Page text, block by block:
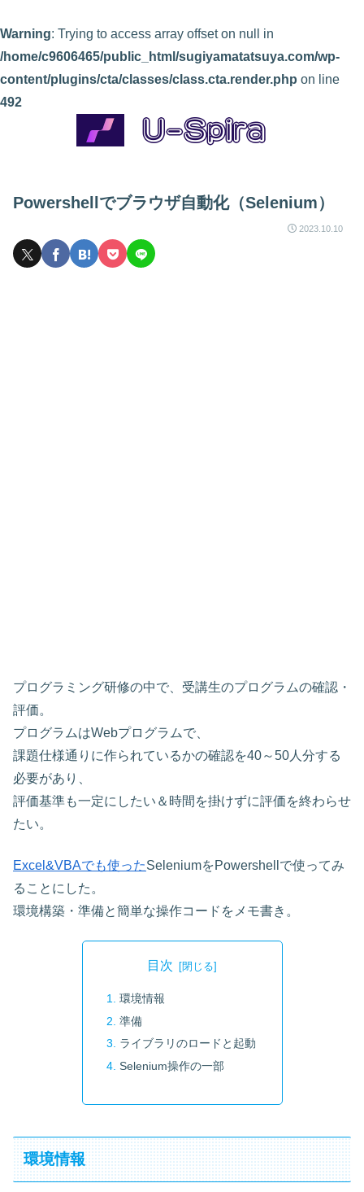
Warning: Trying to access array offset on null in
/home/c9606465/public_html/sugiyamatatsuya.com/wp-
content/plugins/cta/classes/class.cta.render.php on line
492
Powershellでブラウザ自動化（Selenium）
2023.10.10
プログラミング研修の中で、受講生のプログラムの確認・
評価。
プログラムはWebプログラムで、
課題仕様通りに作られているかの確認を40～50人分する
必要があり、
評価基準も一定にしたい＆時間を掛けずに評価を終わらせ
たい。
Excel&VBAでも使ったSeleniumをPowershellで使ってみ
ることにした。
環境構築・準備と簡単な操作コードをメモ書き。
目次
環境情報
準備
ライブラリのロードと起動
Selenium操作の一部
環境情報